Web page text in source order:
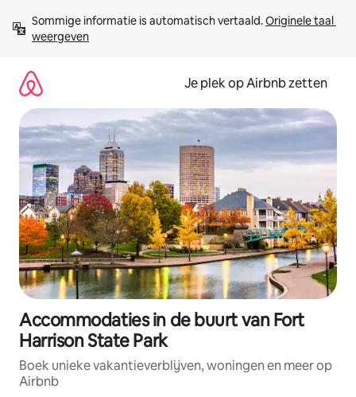
direct
naar
Sommige informatie is automatisch vertaald. Originele taal
weergeven
Je plek op Airbnb zetten
Accommodaties in de buurt van Fort
Harrison State Park
Boek unieke vakantieverblijven, woningen en meer op
Airbnb